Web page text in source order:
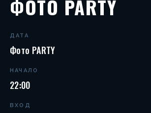
ФОТО PARTY
ДАТА
Фото PARTY
НАЧАЛО
22:00
ВХОД